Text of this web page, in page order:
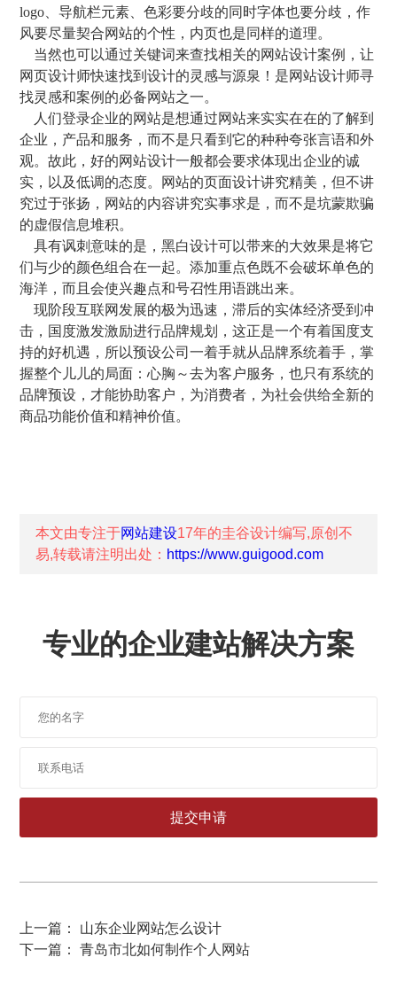
logo、导航栏元素、色彩要分歧的同时字体也要分歧，作
风要尽量契合网站的个性，内页也是同样的道理。
当然也可以通过关键词来查找相关的网站设计案例，让
网页设计师快速找到设计的灵感与源泉！是网站设计师寻
找灵感和案例的必备网站之一。
人们登录企业的网站是想通过网站来实实在在的了解到
企业，产品和服务，而不是只看到它的种种夸张言语和外
观。故此，好的网站设计一般都会要求体现出企业的诚
实，以及低调的态度。网站的页面设计讲究精美，但不讲
究过于张扬，网站的内容讲究实事求是，而不是坑蒙欺骗
的虚假信息堆积。
具有讽刺意味的是，黑白设计可以带来的大效果是将它
们与少的颜色组合在一起。添加重点色既不会破坏单色的
海洋，而且会使兴趣点和号召性用语跳出来。
现阶段互联网发展的极为迅速，滞后的实体经济受到冲
击，国度激发激励进行品牌规划，这正是一个有着国度支
持的好机遇，所以预设公司一着手就从品牌系统着手，掌
握整个儿儿的局面：心胸～去为客户服务，也只有系统的
品牌预设，才能协助客户，为消费者，为社会供给全新的
商品功能价值和精神价值。
本文由专注于网站建设17年的圭谷设计编写,原创不
易,转载请注明出处： https://www.guigood.com
专业的企业建站解决方案
上一篇： 山东企业网站怎么设计
下一篇： 青岛市北如何制作个人网站